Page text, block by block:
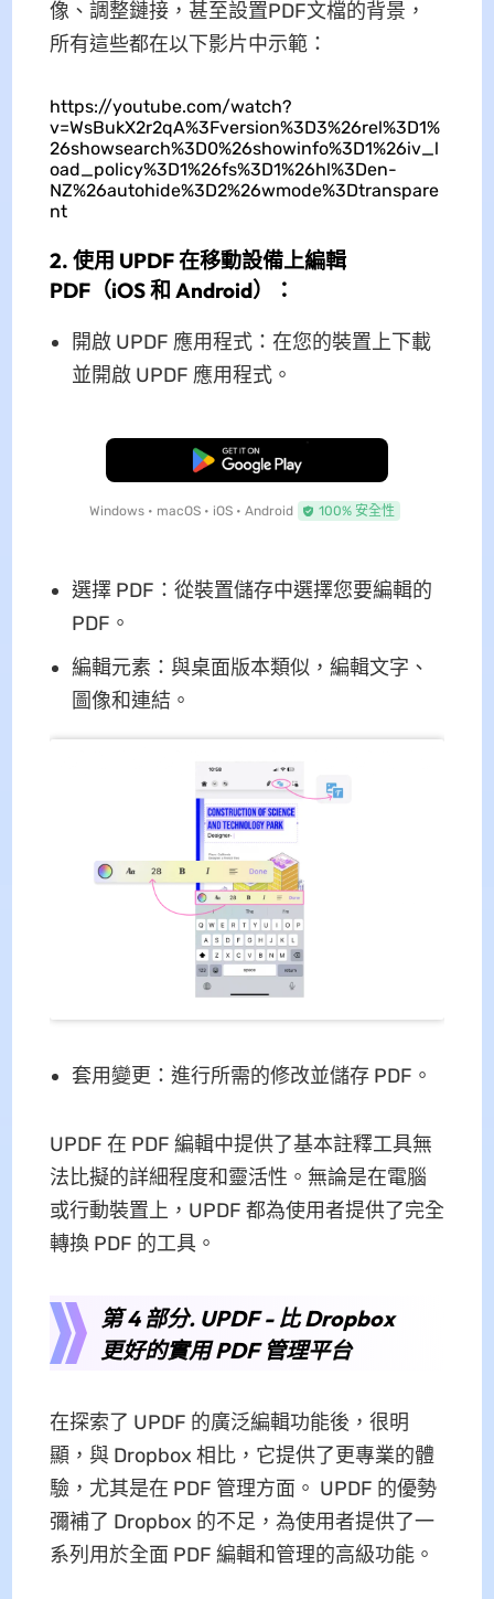
像、調整鏈接，甚至設置PDF文檔的背景，
所有這些都在以下影片中示範：
https://youtube.com/watch?
v=WsBukX2r2qA%3Fversion%3D3%26rel%3D1%
26showsearch%3D0%26showinfo%3D1%26iv_l
oad_policy%3D1%26fs%3D1%26hl%3Den-
NZ%26autohide%3D2%26wmode%3Dtranspare
nt
2. 使用 UPDF 在移動設備上編輯
PDF（iOS 和 Android）：
開啟 UPDF 應用程式：在您的裝置上下載
並開啟 UPDF 應用程式。
免費下載
Windows • macOS • iOS • Android 100% 安全性
選擇 PDF：從裝置儲存中選擇您要編輯的
PDF。
編輯元素：與桌面版本類似，編輯文字、
圖像和連結。
套用變更：進行所需的修改並儲存 PDF。
UPDF 在 PDF 編輯中提供了基本註釋工具無
法比擬的詳細程度和靈活性。無論是在電腦
或行動裝置上，UPDF 都為使用者提供了完全
轉換 PDF 的工具。
第 4 部分. UPDF - 比 Dropbox
更好的實用 PDF 管理平台
在探索了 UPDF 的廣泛編輯功能後，很明
顯，與 Dropbox 相比，它提供了更專業的體
驗，尤其是在 PDF 管理方面。 UPDF 的優勢
彌補了 Dropbox 的不足，為使用者提供了一
系列用於全面 PDF 編輯和管理的高級功能。